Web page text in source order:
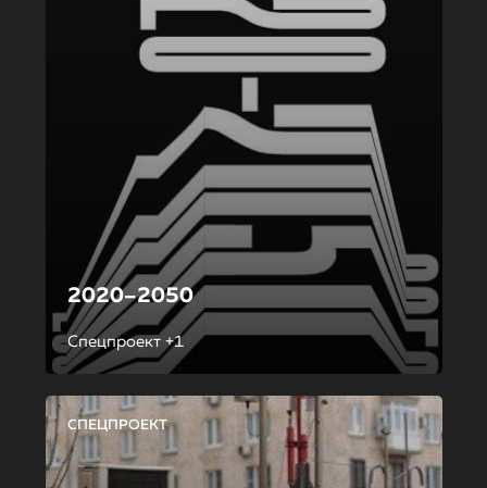
2020–2050
Спецпроект +1
СПЕЦПРОЕКТ